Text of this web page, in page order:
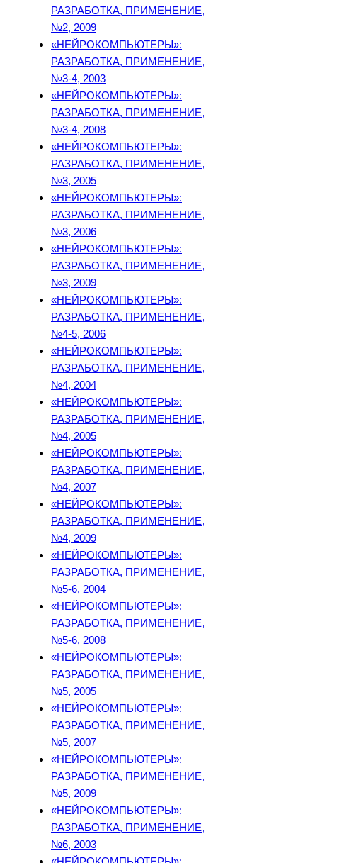
РАЗРАБОТКА, ПРИМЕНЕНИЕ,
№2, 2009
«НЕЙРОКОМПЬЮТЕРЫ»:
РАЗРАБОТКА, ПРИМЕНЕНИЕ,
№3-4, 2003
«НЕЙРОКОМПЬЮТЕРЫ»:
РАЗРАБОТКА, ПРИМЕНЕНИЕ,
№3-4, 2008
«НЕЙРОКОМПЬЮТЕРЫ»:
РАЗРАБОТКА, ПРИМЕНЕНИЕ,
№3, 2005
«НЕЙРОКОМПЬЮТЕРЫ»:
РАЗРАБОТКА, ПРИМЕНЕНИЕ,
№3, 2006
«НЕЙРОКОМПЬЮТЕРЫ»:
РАЗРАБОТКА, ПРИМЕНЕНИЕ,
№3, 2009
«НЕЙРОКОМПЬЮТЕРЫ»:
РАЗРАБОТКА, ПРИМЕНЕНИЕ,
№4-5, 2006
«НЕЙРОКОМПЬЮТЕРЫ»:
РАЗРАБОТКА, ПРИМЕНЕНИЕ,
№4, 2004
«НЕЙРОКОМПЬЮТЕРЫ»:
РАЗРАБОТКА, ПРИМЕНЕНИЕ,
№4, 2005
«НЕЙРОКОМПЬЮТЕРЫ»:
РАЗРАБОТКА, ПРИМЕНЕНИЕ,
№4, 2007
«НЕЙРОКОМПЬЮТЕРЫ»:
РАЗРАБОТКА, ПРИМЕНЕНИЕ,
№4, 2009
«НЕЙРОКОМПЬЮТЕРЫ»:
РАЗРАБОТКА, ПРИМЕНЕНИЕ,
№5-6, 2004
«НЕЙРОКОМПЬЮТЕРЫ»:
РАЗРАБОТКА, ПРИМЕНЕНИЕ,
№5-6, 2008
«НЕЙРОКОМПЬЮТЕРЫ»:
РАЗРАБОТКА, ПРИМЕНЕНИЕ,
№5, 2005
«НЕЙРОКОМПЬЮТЕРЫ»:
РАЗРАБОТКА, ПРИМЕНЕНИЕ,
№5, 2007
«НЕЙРОКОМПЬЮТЕРЫ»:
РАЗРАБОТКА, ПРИМЕНЕНИЕ,
№5, 2009
«НЕЙРОКОМПЬЮТЕРЫ»:
РАЗРАБОТКА, ПРИМЕНЕНИЕ,
№6, 2003